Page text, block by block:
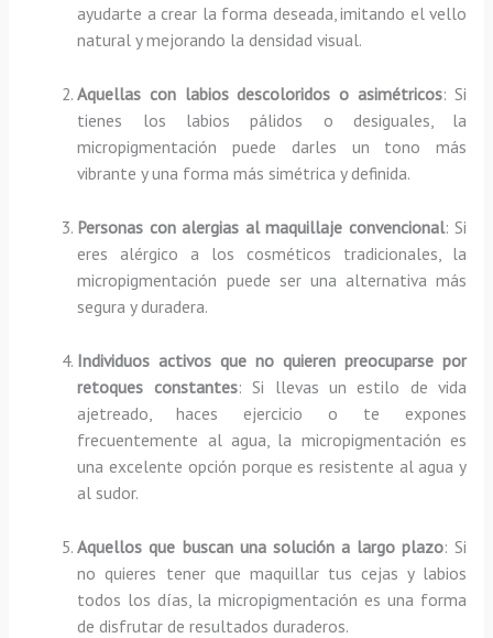
ayudarte a crear la forma deseada, imitando el vello
natural y mejorando la densidad visual.
Aquellas con labios descoloridos o asimétricos: Si
tienes los labios pálidos o desiguales, la
micropigmentación puede darles un tono más
vibrante y una forma más simétrica y definida.
Personas con alergias al maquillaje convencional: Si
eres alérgico a los cosméticos tradicionales, la
micropigmentación puede ser una alternativa más
segura y duradera.
Individuos activos que no quieren preocuparse por
retoques constantes: Si llevas un estilo de vida
ajetreado, haces ejercicio o te expones
frecuentemente al agua, la micropigmentación es
una excelente opción porque es resistente al agua y
al sudor.
Aquellos que buscan una solución a largo plazo: Si
no quieres tener que maquillar tus cejas y labios
todos los días, la micropigmentación es una forma
de disfrutar de resultados duraderos.